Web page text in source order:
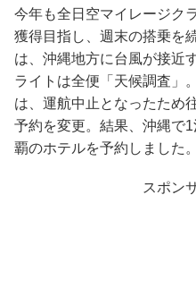
今年も全日空マイレージク
獲得目指し、週末の搭乗を
は、沖縄地方に台風が接近
ライトは全便「天候調査」
は、運航中止となったため
予約を変更。結果、沖縄で
覇のホテルを予約しました。
スポン